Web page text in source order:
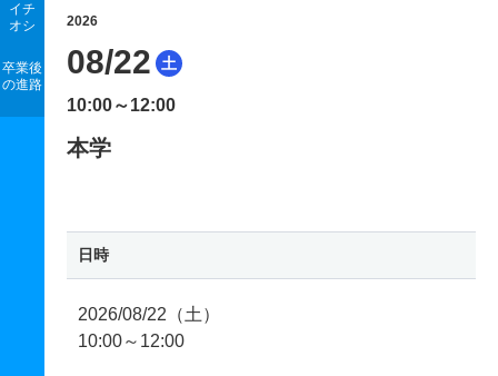
イチ
オシ
卒業後
の進路
2026
08/22 土
10:00～12:00
本学
日時
2026/08/22（土）
10:00～12:00